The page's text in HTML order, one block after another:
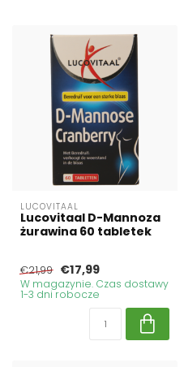
LUCOVITAAL
Lucovitaal D-Mannoza
żurawina 60 tabletek
€21,99 €17,99
W magazynie. Czas dostawy
1-3 dni robocze